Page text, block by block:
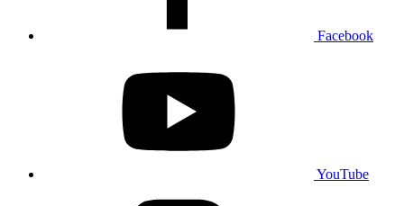
Facebook
YouTube